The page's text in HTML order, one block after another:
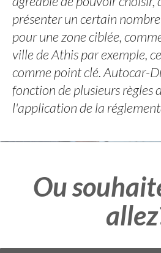
présenter un certain
pour une zone ciblée,
ville de Athis par exemple,
comme point clé. Autocar-
fonction de plusieurs règles
l'application de la
Ou